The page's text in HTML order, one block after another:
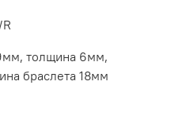
толщина 6мм,
браслета 18мм